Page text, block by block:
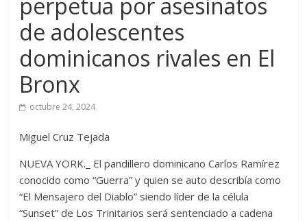
perpetua por asesinatos
de adolescentes
dominicanos rivales en El
Bronx
octubre 24, 2024
Miguel Cruz Tejada
NUEVA YORK._ El pandillero dominicano Carlos Ramírez
conocido como “Guerra” y quien se auto describía como
“El Mensajero del Diablo” siendo líder de la célula
“Sunset” de Los Trinitarios será sentenciado a cadena